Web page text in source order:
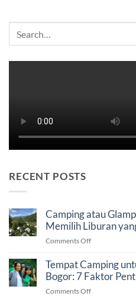
RECENT POSTS
Camping atau
Memilih Liburan
Comments Offon
atau
Glamping
di
Bogor?
Tempat Camping
Bogor: 7 Faktor
Comments Offon